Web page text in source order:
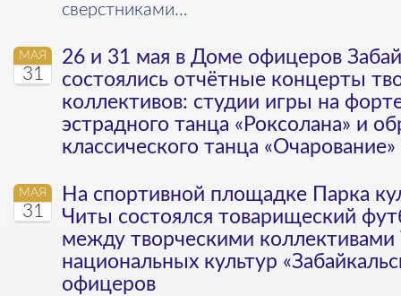
сверстниками...
МАЯ
31
26 и 31 мая в Доме офицеров
состоялись отчётные концерты
коллективов: студии игры на
эстрадного танца «Роксолана» и
классического танца «Очарование»
МАЯ
31
На спортивной площадке Парка
Читы состоялся товарищеский
между творческими коллективами
национальных культур
офицеров